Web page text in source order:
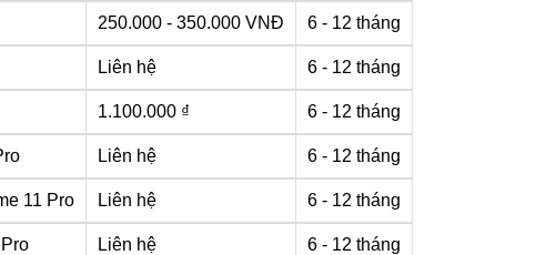
250.000 - 350.000 VNĐ 6 - 12 tháng
Liên hệ 6 - 12 tháng
1.100.000 ₫ 6 - 12 tháng
Liên hệ 6 - 12 tháng
11 Pro Liên hệ 6 - 12 tháng
Liên hệ 6 - 12 tháng